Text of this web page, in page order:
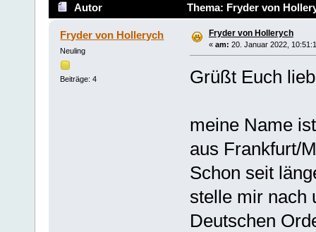
Autor Thema: Fryder von
Fryder von Hollerych
Neuling
Beiträge: 4
Fryder von Hollerych
« am: 20. Januar 2022,
Grüßt Euch
meine Name
aus Frankfurt/
Schon seit
stelle mir nach
Deutschen